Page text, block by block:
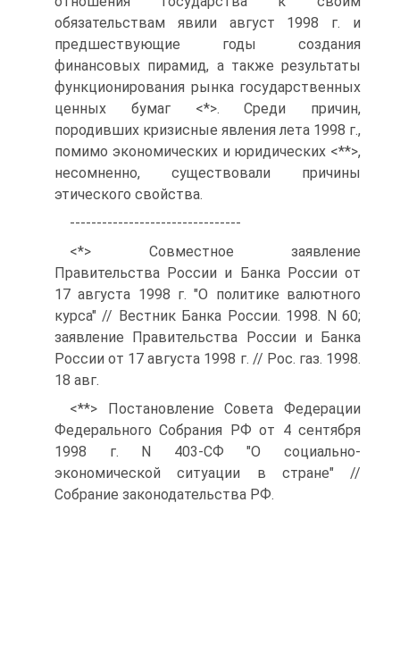
обязательствам явили август 1998 г. и
предшествующие годы создания
финансовых пирамид, а также результаты
функционирования рынка государственных
ценных бумаг <*>. Среди причин,
породивших кризисные явления лета 1998 г.,
помимо экономических и юридических <**>,
несомненно, существовали причины
этического свойства.
--------------------------------
<*> Совместное заявление
Правительства России и Банка России от
17 августа 1998 г. "О политике валютного
курса" // Вестник Банка России. 1998. N 60;
заявление Правительства России и Банка
России от 17 августа 1998 г. // Рос. газ. 1998.
18 авг.
<**> Постановление Совета Федерации
Федерального Собрания РФ от 4 сентября
1998 г. N 403-СФ "О социально-
экономической ситуации в стране" //
Собрание законодательства РФ.